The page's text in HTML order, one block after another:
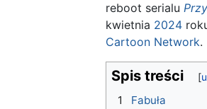
reboot serialu
kwietnia 2024
Cartoon Network.
Spis treści
1
Fabuła